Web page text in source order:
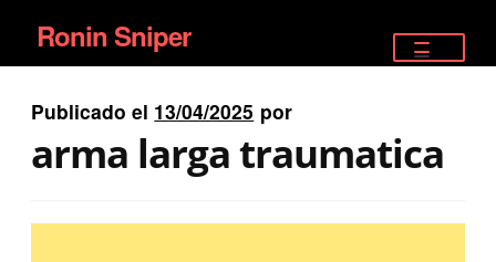
Ir
a
la
navegación
Ir
al
contenido
Ronin Sniper
EQUIPAMIENTO ÉLITE
Publicado el 13/04/2025 por
arma larga traumatica